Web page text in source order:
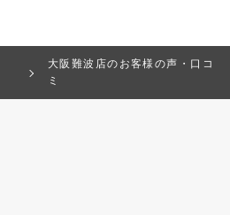
大阪難波店のお客様の声・口コ
ミ